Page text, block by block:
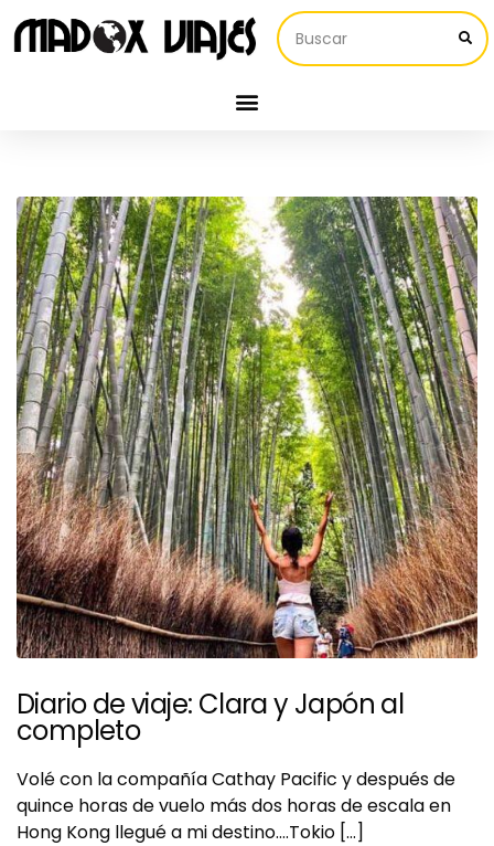
Diario de viaje: Clara y Japón al
completo
Volé con la compañía Cathay Pacific y después de
quince horas de vuelo más dos horas de escala en
Hong Kong llegué a mi destino….Tokio […]